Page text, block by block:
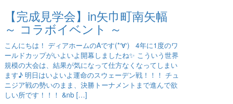
【完成見学会】in矢巾町南矢幅
～ コラボイベント ～
こんにちは！ ディアホームのAです(*‘∀‘) 4年に1度のワ
ールドカップがいよいよ開幕しましたね✨ こういう世界
規模の大会は、結果が気になって仕方なくなってしまい
ます♪ 明日はいよいよ運命のスウェーデン戦！！！ チュ
ニジア戦の勢いのまま、決勝トーナメントまで進んで欲
しい所です！！！ &nb […]